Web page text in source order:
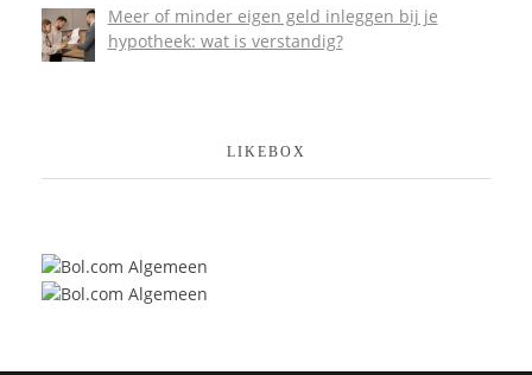
Meer of minder eigen geld inleggen bij je
hypotheek: wat is verstandig?
LIKEBOX